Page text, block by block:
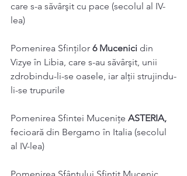
care s-a săvârşit cu pace (secolul al IV-
lea)
Pomenirea Sfinţilor 6 Mucenici din
Vizye în Libia, care s-au săvârşit, unii
zdrobindu-li-se oasele, iar alţii strujindu-
li-se trupurile
Pomenirea Sfintei Muceniţe ASTERIA,
fecioară din Bergamo în Italia (secolul
al IV-lea)